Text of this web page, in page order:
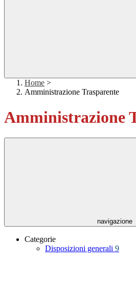
Home >
Amministrazione Trasparente
Amministrazione
navigazione
Categorie
Disposizioni generali 9